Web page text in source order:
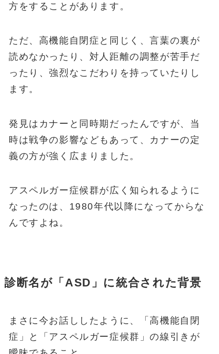
方をすることがあります。
ただ、高機能自閉症と同じく、言葉の裏が
読めなかったり、対人距離の調整が苦手だ
ったり、強烈なこだわりを持っていたりし
ます。
発見はカナーと同時期だったんですが、当
時は戦争の影響などもあって、カナーの定
義の方が強く広まりました。
アスペルガー症候群が広く知られるように
なったのは、1980年代以降になってからな
んですよね。
診断名が「ASD」に統合された背景
まさに今お話ししたように、「高機能自閉
症」と「アスペルガー症候群」の線引きが